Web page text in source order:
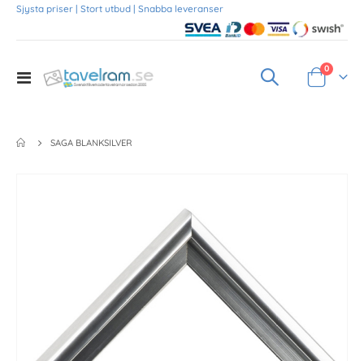
Sjysta priser | Stort utbud | Snabba leveranser
Toggle
Varukorg
0
SAGA BLANKSILVER